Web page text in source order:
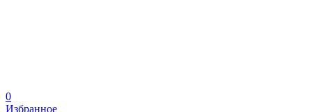
0
Избранное